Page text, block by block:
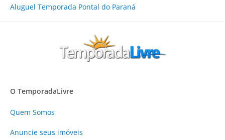
Aluguel Temporada Pontal do Paraná
O TemporadaLivre
Quem Somos
Anuncie seus imóveis